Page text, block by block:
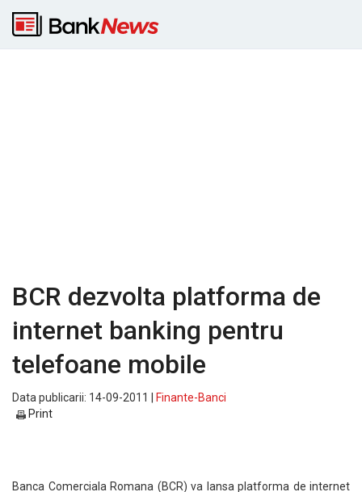
BCR dezvolta platforma de
internet banking pentru
telefoane mobile
Data publicarii: 14-09-2011 |
Finante-Banci
Print
Banca Comerciala Romana (BCR) va lansa platforma de internet